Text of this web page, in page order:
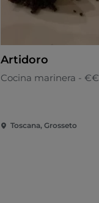
Artidoro
Cocina marinera - €€
Toscana, Grosseto